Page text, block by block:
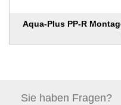
Aqua-Plus PP-R
Sie haben Fragen?